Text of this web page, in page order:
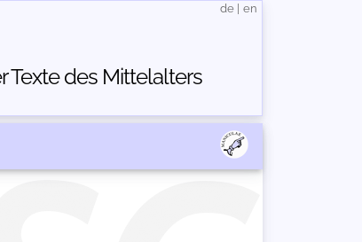
Texte des Mittelalters
de en